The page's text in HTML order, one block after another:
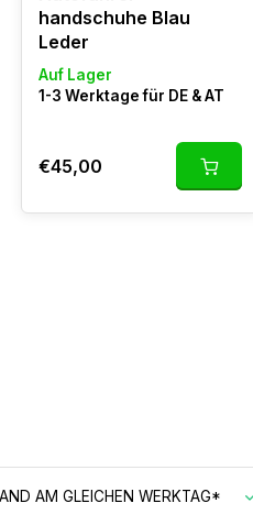
handschuhe Blau
Leder
Auf Lager
1-3 Werktage für DE & AT
€45,00
AM GLEICHEN WERKTAG*